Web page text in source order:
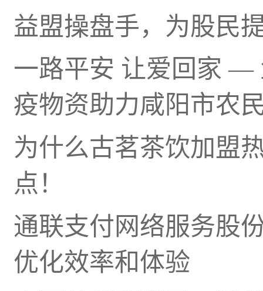
益盟操盘手，为股民
一路平安 让爱回家 —
疫物资助力咸阳市农
为什么古茗茶饮加盟
点！
通联支付网络服务股
优化效率和体验